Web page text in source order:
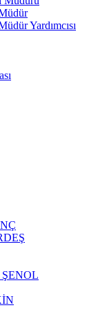
Yardımcısı
ŞENOL